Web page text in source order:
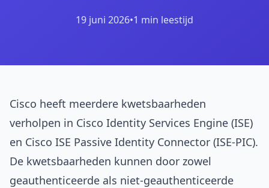
19 juni 2026•1 min leestijd
Cisco heeft meerdere kwetsbaarheden
verholpen in Cisco Identity Services Engine (ISE)
en Cisco ISE Passive Identity Connector (ISE-PIC).
De kwetsbaarheden kunnen door zowel
geauthenticeerde als niet-geauthenticeerde